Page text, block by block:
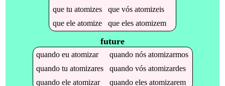
que tu atomizes que vós atomizeis
que ele atomize que eles atomizem
future
quandoeuatomizar quandonósatomizarmos
quandotuatomizares quandovósatomizardes
quandoeleatomizar quandoelesatomizarem